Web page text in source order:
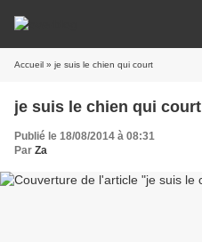
Accueil » je suis le chien qui court
je suis le chien qui court
Publié le 18/08/2014 à 08:31
Par Za